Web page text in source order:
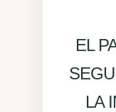
EL
LA